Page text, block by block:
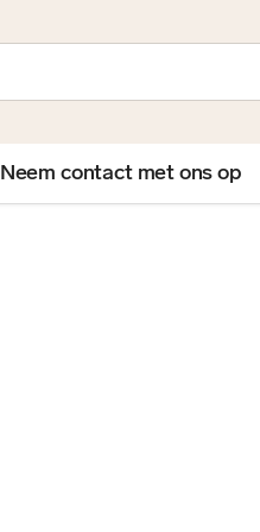
Neem contact met ons op